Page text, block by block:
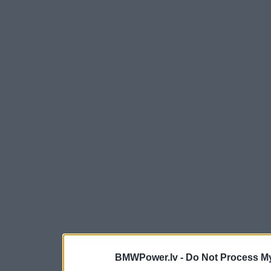
BMWPower.lv - Do Not Process